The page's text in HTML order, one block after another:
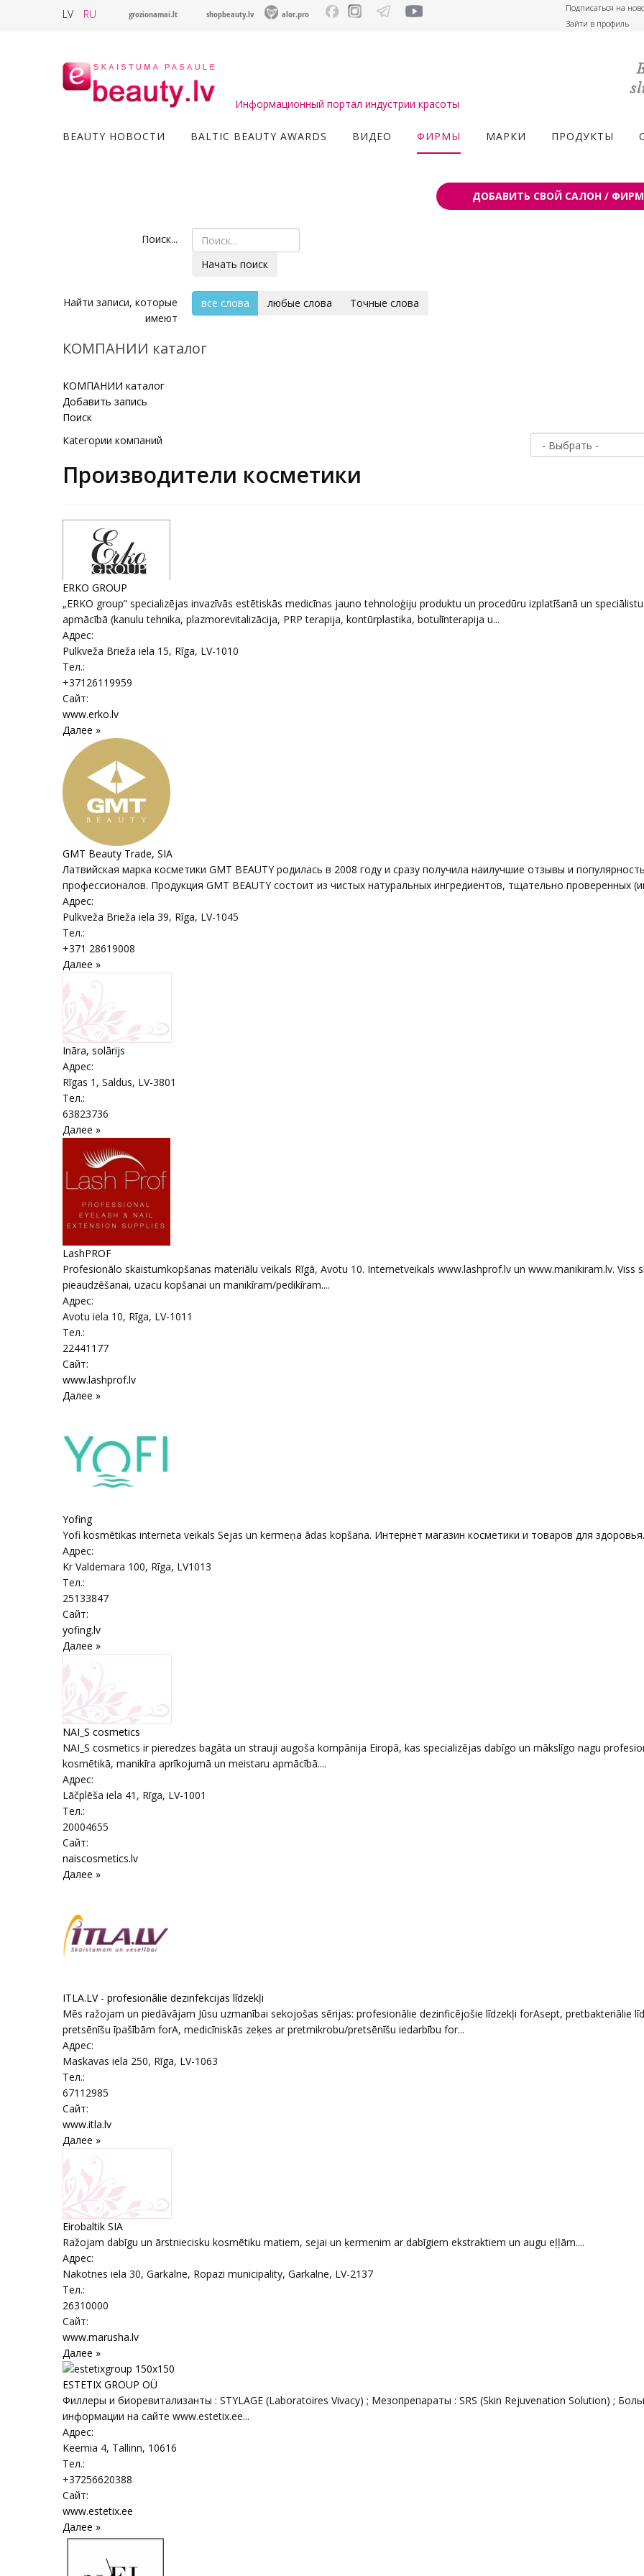
LV RU grozionamai.lt shopbeauty.lv alor.pro
Подписаться на
Зайти в профиль
Информационный портал индустрии красоты
BEAUTY НОВОСТИ BALTIC BEAUTY AWARDS ВИДЕО ФИРМЫ МАРКИ ПРОДУКТЫ
ДОБАВИТЬ СВОЙ САЛОН /
Поиск...
Начать поиск
Найти записи, которые
имеют
все слова любые слова Точные слова
КОМПАНИИ каталог
КОМПАНИИ каталог
Добавить запись
Поиск
Кatегории компаний
Производители косметики
ERKO GROUP
„ERKO group” specializējas invazīvās estētiskās medicīnas jauno tehnoloģiju produktu un procedūru izplatīšanā un speciālistu
apmācībā (kanulu tehnika, plazmorevitalizācija, PRP terapija, kontūrplastika, botulīnterapija u...
Адрес:
Pulkveža Brieža iela 15, Rīga, LV-1010
Тел.:
+37126119959
Сайт:
www.erko.lv
Далее »
GMT Beauty Trade, SIA
Латвийская марка косметики GMT BEAUTY родилась в 2008 году и сразу получила наилучшие отзывы и
профессионалов. Продукция GMT BEAUTY состоит из чистых натуральных ингредиентов, тщательно проверенных
Адрес:
Pulkveža Brieža iela 39, Rīga, LV-1045
Тел.:
+371 28619008
Далее »
Ināra, solārijs
Адрес:
Rīgas 1 , Saldus, LV-3801
Тел.:
63823736
Далее »
LashPROF
Profesionālo skaistumkopšanas materiālu veikals Rīgā, Avotu 10. Internetveikals www.lashprof.lv un www.manikiram.lv. Viss
pieaudzēšanai, uzacu kopšanai un manikīram/pedikīram....
Адрес:
Avotu iela 10, Rīga, LV-1011
Тел.:
22441177
Сайт:
www.lashprof.lv
Далее »
Yofing
Yofi kosmētikas interneta veikals Sejas un kermeņa ādas kopšana. Интернет магазин косметики и товаров для
Адрес:
Kr Valdemara 100, Rīga, LV1013
Тел.:
25133847
Сайт:
yofing.lv
Далее »
NAI_S cosmetics
NAI_S cosmetics ir pieredzes bagāta un strauji augoša kompānija Eiropā, kas specializējas dabīgo un mākslīgo nagu
kosmētikā, manikīra aprīkojumā un meistaru apmācībā....
Адрес:
Lāčplēša iela 41 , Rīga, LV-1001
Тел.:
20004655
Сайт:
naiscosmetics.lv
Далее »
ITLA.LV - profesionālie dezinfekcijas līdzekļi
Mēs ražojam un piedāvājam Jūsu uzmanībai sekojošas sērijas: profesionālie dezinficējošie līdzekļi forAsept, pretbakteriālie
pretsēnīšu īpašībām forA, medicīniskās zeķes ar pretmikrobu/pretsēnīšu iedarbību for...
Адрес:
Maskavas iela 250, Rīga, LV-1063
Тел.:
67112985
Сайт:
www.itla.lv
Далее »
Eirobaltik SIA
Ražojam dabīgu un ārstniecisku kosmētiku matiem, sejai un ķermenim ar dabīgiem ekstraktiem un augu eļļām....
Адрес:
Nakotnes iela 30, Garkalne, Ropazi municipality, Garkalne, LV-2137
Тел.:
26310000
Сайт:
www.marusha.lv
Далее »
ESTETIX GROUP OÜ
Филлеры и биоревитализанты : STYLAGE (Laboratoires Vivacy) ; Мезопрепараты : SRS (Skin Rejuvenation Solution) ;
информации на сайте www.estetix.ee...
Адрес:
Keemia 4, Tallinn, 10616
Тел.:
+37256620388
Сайт:
www.estetix.ee
Далее »